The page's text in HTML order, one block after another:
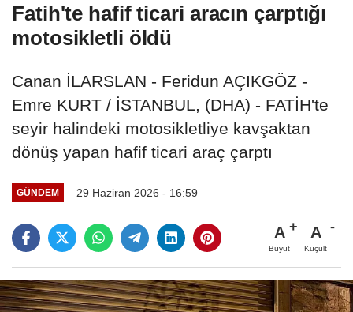
Fatih'te hafif ticari aracın çarptığı
motosikletli öldü
Canan İLARSLAN - Feridun AÇIKGÖZ -
Emre KURT / İSTANBUL, (DHA) - FATİH'te
seyir halindeki motosikletliye kavşaktan
dönüş yapan hafif ticari araç çarptı
GÜNDEM 29 Haziran 2026 - 16:59
A
Büyüt
A
Küçült